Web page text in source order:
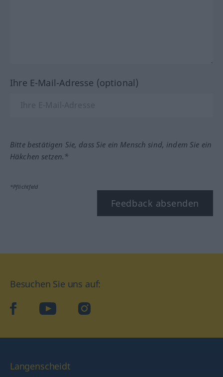
Ihre E-Mail-Adresse (optional)
Bitte bestätigen Sie, dass Sie ein Mensch sind, indem Sie ein
Häkchen setzen.*
*Pflichtfeld
Feedback absenden
Besuchen Sie uns auf:
facebookYouTube Instagram
Langenscheidt